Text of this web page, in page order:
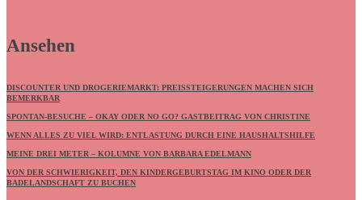
Ansehen
DISCOUNTER UND DROGERIEMARKT: PREISSTEIGERUNGEN MACHEN SICH
BEMERKBAR
SPONTAN-BESUCHE – OKAY ODER NO GO? GASTBEITRAG VON CHRISTINE
WENN ALLES ZU VIEL WIRD: ENTLASTUNG DURCH EINE HAUSHALTSHILFE
MEINE DREI METER – KOLUMNE VON BARBARA EDELMANN
VON DER SCHWIERIGKEIT, DEN KINDERGEBURTSTAG IM KINO ODER DER
BADELANDSCHAFT ZU BUCHEN